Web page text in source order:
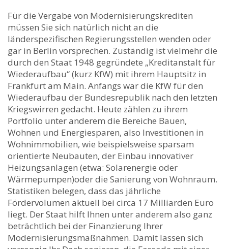
Für die Vergabe von Modernisierungskrediten
müssen Sie sich natürlich nicht an die
länderspezifischen Regierungsstellen wenden oder
gar in Berlin vorsprechen. Zuständig ist vielmehr die
durch den Staat 1948 gegründete „Kreditanstalt für
Wiederaufbau“ (kurz KfW) mit ihrem Hauptsitz in
Frankfurt am Main. Anfangs war die KfW für den
Wiederaufbau der Bundesrepublik nach den letzten
Kriegswirren gedacht. Heute zählen zu ihrem
Portfolio unter anderem die Bereiche Bauen,
Wohnen und Energiesparen, also Investitionen in
Wohnimmobilien, wie beispielsweise sparsam
orientierte Neubauten, der Einbau innovativer
Heizungsanlagen (etwa: Solarenergie oder
Wärmepumpen)oder die Sanierung von Wohnraum.
Statistiken belegen, dass das jährliche
Fördervolumen aktuell bei circa 17 Milliarden Euro
liegt. Der Staat hilft Ihnen unter anderem also ganz
beträchtlich bei der Finanzierung Ihrer
Modernisierungsmaßnahmen. Damit lassen sich